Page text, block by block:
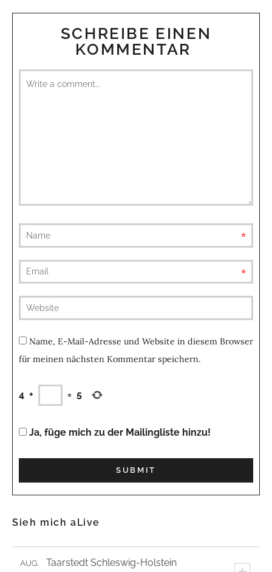
SCHREIBE EINEN
KOMMENTAR
Name, E-Mail-Adresse und Website in diesem Browser
für meinen nächsten Kommentar speichern.
4 + = 5
Ja, füge mich zu der Mailingliste hinzu!
Sieh mich aLive
Taarstedt Schleswig-Holstein
AUG.